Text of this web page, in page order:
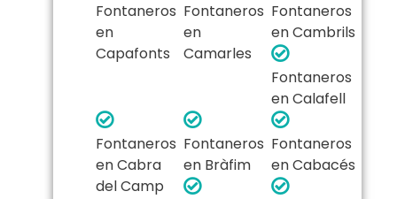
Fontaneros
en
Capafonts
Fontaneros
en
Camarles
Fontaneros
en Cambrils
Fontaneros
en Calafell
Fontaneros
en Cabra
del Camp
Fontaneros
en Bràfim
Fontaneros
en Cabacés